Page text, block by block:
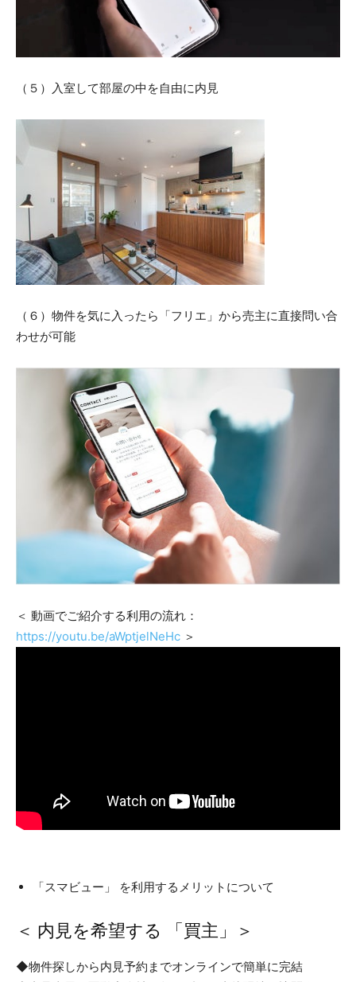
（５）入室して部屋の中を自由に内見
（６）物件を気に入ったら「フリエ」から売主に直接問い合
わせが可能
＜ 動画でご紹介する利用の流れ：
https://youtu.be/aWptjelNeHc ＞
「スマビュー」 を利用するメリットについて
＜ 内見を希望する 「買主」＞
◆物件探しから内見予約までオンラインで簡単に完結